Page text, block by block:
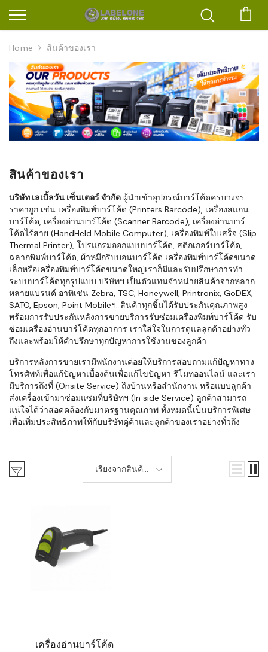
Home สินค้าของเรา
สินค้าของเรา
บริษัท เลเบิ้ลวัน เซ็นเตอร์ จำกัด ผู้นำเข้าอุปกรณ์บาร์โค้ดครบวงจร
ราคาถูก เช่น เครื่องพิมพ์บาร์โค้ด (Printers Barcode), เครื่องสแกน
บาร์โค้ด, เครื่องอ่านบาร์โค้ด (Scanner Barcode), เครื่องอ่านบาร์
โค้ดไร้สาย (HandHeld Mobile Computer), เครื่องพิมพ์ใบเสร็จ (Slip
Thermal Printer), โปรแกรมออกแบบบาร์โค้ด, สติกเกอร์บาร์โค้ด,
ฉลากพิมพ์บาร์โค้ด, ผ้าหมึกริบบอนบาร์โค้ด เครื่องพิมพ์บาร์โค้ดขนาด
เล็กหรือเครื่องพิมพ์บาร์โค้ดขนาดใหญ่เราก็มีและรับปรึกษาการทำ
ระบบบาร์โค้ดทุกรูปแบบ บริษัทฯ เป็นตัวแทนจำหน่ายสินค้าจากหลาก
หลายแบรนด์ อาทิเช่น Zebra, TSC, Honeywell, Printronix, GoDEX,
SATO, Epson, Point Mobileฯ. สินค้าทุกชิ้นได้รับประกันคุณภาพสูง
พร้อมการรับประกันหลังการขายบริการรับซ่อมเครื่องพิมพ์บาร์โค้ด รับ
ซ่อมเครื่องอ่านบาร์โค้ดทุกอาการ เราใส่ใจในการดูแลลูกค้าอย่างทั่ว
ถึงและพร้อมให้คำปรึกษาทุกปัญหาการใช้งานของลูกค้า
บริการหลังการขายเรามีพนักงานค่อยให้บริการสอบถามแก้ปัญหาทาง
โทรศัพท์เพื่อแก้ปัญหาเบื้องต้นเพื่อแก้ไขปัญหา รีโมทออนไลน์ และเรา
มีบริการถึงที่ (Onsite Service) ถึงบ้านหรือสำนักงาน หรือแบบลูกค้า
ส่งเครื่องเข้ามาซ่อมแซมที่บริษัทฯ (In side Service) ลูกค้าสามารถ
แน่ใจได้ว่าสอดคล้องกับมาตรฐานคุณภาพ ทั้งหมดนี้เป็นบริการพิเศษ
เพื่อเพิ่มประสิทธิภาพให้กับบริษัทคู่ค้าและลูกค้าของเราอย่างทั่วถึง
เรียงจากสินค้า
ใหม่-เก่า
เครื่องอ่านบาร์โค้ด